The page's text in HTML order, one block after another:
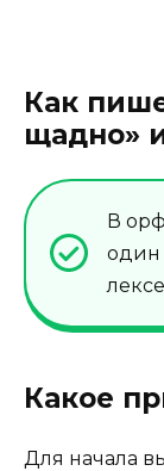
Как
щадно»
В
один
Какое
Для начала